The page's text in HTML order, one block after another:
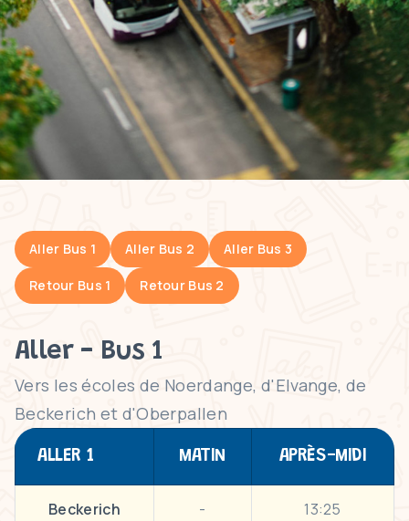
Aller Bus 1 Aller Bus 2 Aller Bus 3
Retour Bus 1 Retour Bus 2
Aller - Bus 1
Vers les écoles de Noerdange, d'Elvange, de
Beckerich et d'Oberpallen
ALLER 1 MATIN APRÈS-MIDI
Beckerich - 13:25